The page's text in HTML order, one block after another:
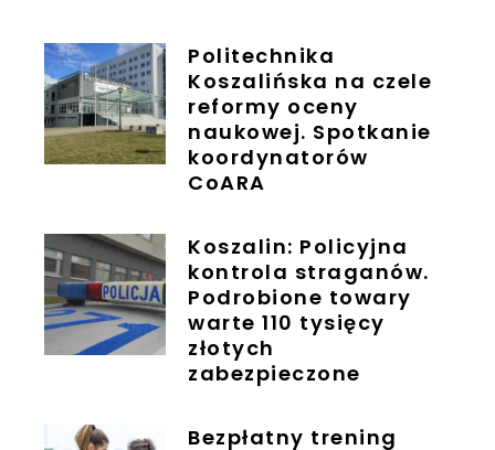
Politechnika
Koszalińska na czele
reformy oceny
naukowej. Spotkanie
koordynatorów
CoARA
Koszalin: Policyjna
kontrola straganów.
Podrobione towary
warte 110 tysięcy
złotych
zabezpieczone
Bezpłatny trening